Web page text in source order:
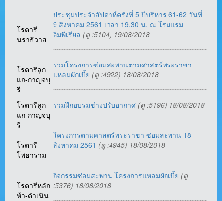
โรตารี
นราธิวาส
ประชุมประจำสัปดาห์ครังที่ 5 ปีบริหาร 61-62 วันที่
9 สิงหาคม 2561 เวลา 19.30 น. ณ โรมแรม
อิมพีเรียล (ดู :5104) 19/08/2018
โรตารีลูก
แก-กาญจบุ
รี
ร่วมโครงการซ่อมสะพานตามศาสตร์พระราชา
แหลมผักเบี้ย (ดู :4922) 18/08/2018
โรตารีลูก
แก-กาญจบุ
รี
ร่วมฝึกอบรมช่างปรับอากาศ (ดู :5196) 18/08/2018
โรตารี
โพธาราม
โครงการตามศาสตร์พระราชา ซ่อมสะพาน 18
สิงหาคม 2561 (ดู :4945) 18/08/2018
โรตารีหลัก
ห้า-ดำเนิน
กิจกรรมซ่อมสะพาน โครงการแหลมผักเบี้ย (ดู
:5376) 18/08/2018